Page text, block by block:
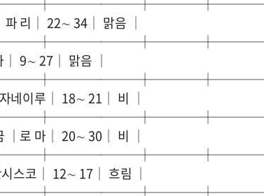
리│ 22∼ 34│ 맑음 │
│ 9∼ 27│ 맑음 │
네이루│ 18∼ 21│ 비 │
│로 마│ 20∼ 30│ 비 │
스코│ 12∼ 17│ 흐림 │